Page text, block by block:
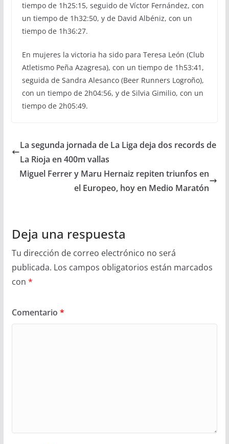
tiempo de 1h25:15, seguido de Víctor Fernández, con
un tiempo de 1h32:50, y de David Albéniz, con un
tiempo de 1h36:27.
En mujeres la victoria ha sido para Teresa León (Club
Atletismo Peña Azagresa), con un tiempo de 1h53:41,
seguida de Sandra Alesanco (Beer Runners Logroño),
con un tiempo de 2h04:56, y de Silvia Gimilio, con un
tiempo de 2h05:49.
La segunda jornada de La Liga deja dos records de
La Rioja en 400m vallas
Miguel Ferrer y Maru Hernaiz repiten triunfos en
el Europeo, hoy en Medio Maratón
Deja una respuesta
Tu dirección de correo electrónico no será
publicada. Los campos obligatorios están marcados
con *
Comentario *